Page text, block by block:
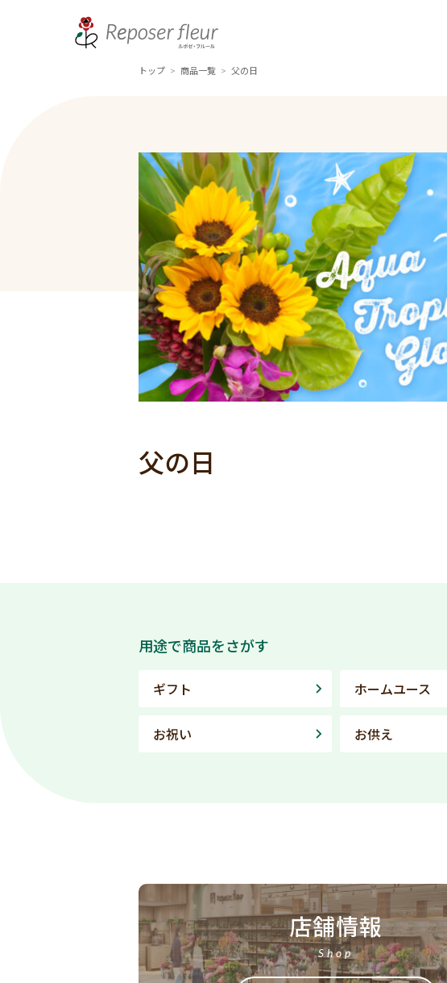
トップ > 商品一覧 > 父の日
父の日
用途で商品をさがす
ギフト ホームユース
お祝い お供え
店舗情報
Shop